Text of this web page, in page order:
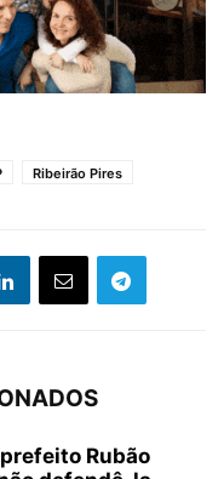
Ribeirão Pires
Rubão